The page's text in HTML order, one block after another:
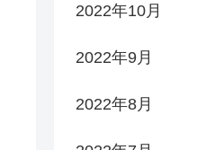
2022年10月
2022年9月
2022年8月